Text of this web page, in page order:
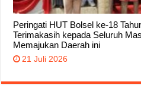
Peringati HUT Bolsel ke-18
Terimakasih kepada Seluruh
Memajukan Daerah ini
21 Juli 2026